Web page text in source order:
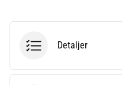
precision,
kontroll
i
Detaljer